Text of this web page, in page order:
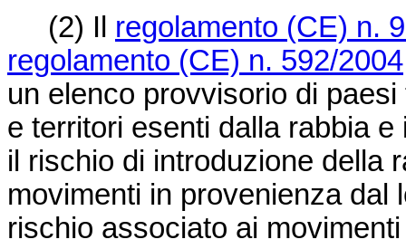
(2) Il regolamento (CE) n.
regolamento (CE) n. 592/2004
un elenco provvisorio di
e territori esenti dalla rabbia
il rischio di introduzione della
movimenti in provenienza dal
rischio associato ai